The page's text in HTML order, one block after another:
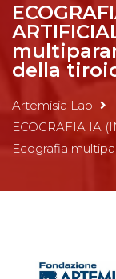
della
Artemisia Lab
ECOGRAFIA IA
Ecografia